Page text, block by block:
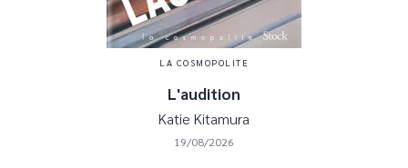
LA COSMOPOLITE
L'audition
Katie Kitamura
19/08/2026